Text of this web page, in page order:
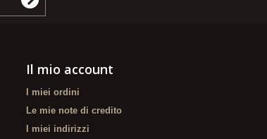
Il mio account
I miei ordini
Le mie note di credito
I miei indirizzi